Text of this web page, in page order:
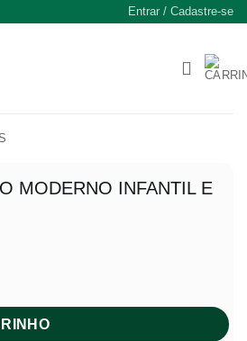
Entrar / Cadastre-se
MODERNO INFANTIL E